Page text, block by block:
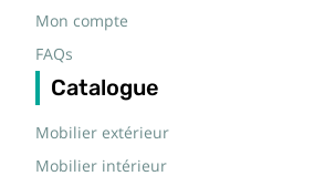
Mon compte
FAQs
Catalogue
Mobilier extérieur
Mobilier intérieur